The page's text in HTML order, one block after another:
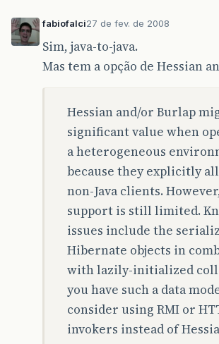
fabiofalci27 de fev. de 2008
Sim, java-to-java.
Mas tem a opção de Hessian
Hessian and/or Burlap
significant value when
a heterogeneous
because they explicitly
non-Java clients.
support is still limited.
issues include the
Hibernate objects in
with lazily-initialized
you have such a data
consider using RMI or
invokers instead of